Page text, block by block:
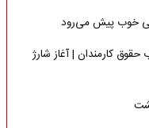
خوب پیش می‌رود
میلیونی بحساب حقوق کارمندان | آغاز شارژ